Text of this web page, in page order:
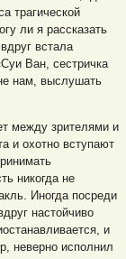
трагической
ли я рассказать
встала
Ван, сестричка
нам, выслушать
между зрителями и
и охотно вступают
никогда не
Иногда посреди
настойчиво
и
неверно исполнил